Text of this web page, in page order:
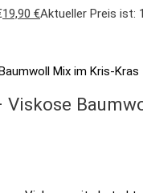
19,90 €Aktueller Preis ist: